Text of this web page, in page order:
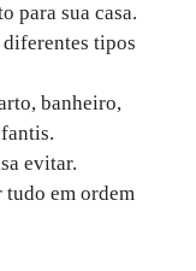
para sua casa.
diferentes tipos
banheiro,
evitar.
tudo em ordem